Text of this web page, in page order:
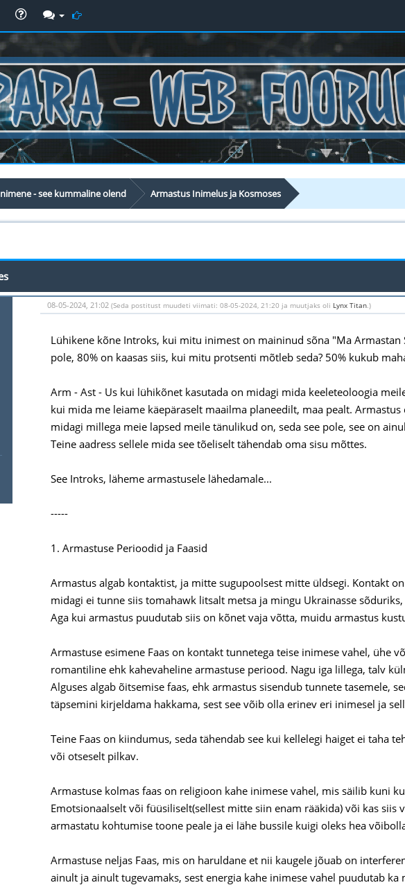
- see kummaline olend Armastus Inimelus ja Kosmoses
08-05-2024, 21:02 (Seda postitust muudeti viimati: 08-05-2024, 21:20 ja muutjaks oli Lynx Titan.)
Lühikene kõne Introks, kui mitu inimest on maininud sõna "Ma Armastan
pole, 80% on kaasas siis, kui mitu protsenti mõtleb seda? 50% kukub
Arm - Ast - Us kui lühikõnet kasutada on midagi mida keeleteoloogia
kui mida me leiame käepäraselt maailma planeedilt, maa pealt.
midagi millega meie lapsed meile tänulikud on, seda see pole, see on
Teine aadress sellele mida see tõeliselt tähendab oma sisu mõttes.
See Introks, läheme armastusele lähedamale...
-----
1. Armastuse Perioodid ja Faasid
Armastus algab kontaktist, ja mitte sugupoolsest mitte üldsegi. Kontakt
midagi ei tunne siis tomahawk litsalt metsa ja mingu Ukrainasse
Aga kui armastus puudutab siis on kõnet vaja võtta, muidu armastus
Armastuse esimene Faas on kontakt tunnetega teise inimese vahel, ühe
romantiline ehk kahevaheline armastuse periood. Nagu iga lillega, talv
Alguses algab õitsemise faas, ehk armastus sisendub tunnete tasemele,
täpsemini kirjeldama hakkama, sest see võib olla erinev eri inimesel ja
Teine Faas on kiindumus, seda tähendab see kui kellelegi haiget ei taha
või otseselt pilkav.
Armastuse kolmas faas on religioon kahe inimese vahel, mis säilib kuni
Emotsionaalselt või füüsiliselt(sellest mitte siin enam rääkida) või kas
armastatu kohtumise toone peale ja ei lähe bussile kuigi oleks hea
Armastuse neljas Faas, mis on haruldane et nii kaugele jõuab on
ainult ja ainult tugevamaks, sest energia kahe inimese vahel puudutab